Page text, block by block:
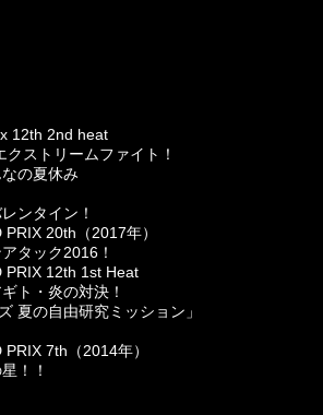
12th 2nd heat
ストリームファイト！
の夏休み
ンタイン！
20th（2017年）
タック2016！
PRIX 12th 1st Heat
ト・炎の対決！
夏の自由研究ミッション」
7th（2014年）
！！